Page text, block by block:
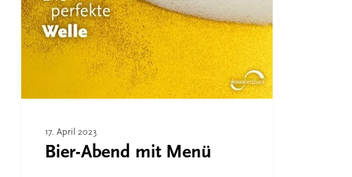
17. April 2023
Bier-Abend mit Menü